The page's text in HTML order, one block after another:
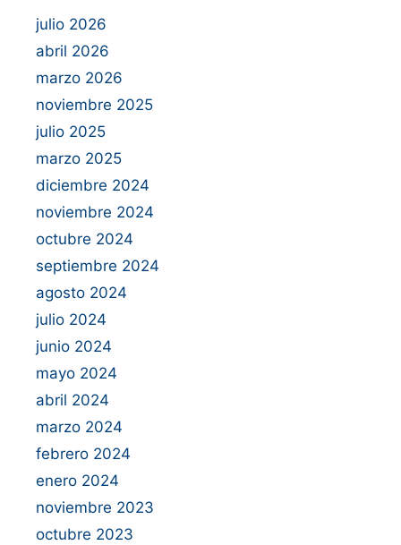
julio 2026
abril 2026
marzo 2026
noviembre 2025
julio 2025
marzo 2025
diciembre 2024
noviembre 2024
octubre 2024
septiembre 2024
agosto 2024
julio 2024
junio 2024
mayo 2024
abril 2024
marzo 2024
febrero 2024
enero 2024
noviembre 2023
octubre 2023